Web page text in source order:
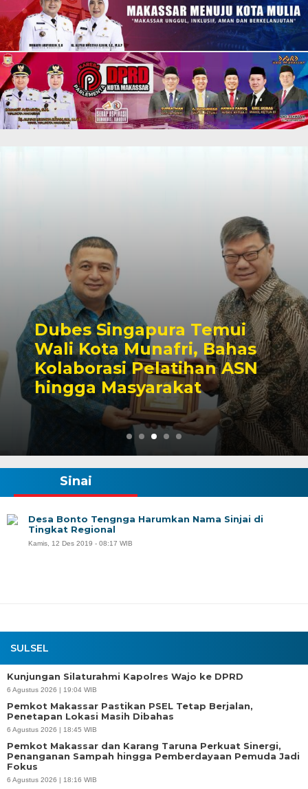
Dubes Singapura Temui
Wali Kota Munafri, Bahas
Kolaborasi Pelatihan ASN
hingga Masyarakat
SULSEL
Kunjungan Silaturahmi Kapolres Wajo ke DPRD
6 Agustus 2026 | 19:04 WIB
Pemkot Makassar Pastikan PSEL Tetap Berjalan,
Penetapan Lokasi Masih Dibahas
6 Agustus 2026 | 18:45 WIB
Pemkot Makassar dan Karang Taruna Perkuat Sinergi,
Penanganan Sampah hingga Pemberdayaan Pemuda Jadi
Fokus
6 Agustus 2026 | 18:16 WIB
Sinai
Desa Bonto Tengnga Harumkan Nama Sinjai di
Tingkat Regional
Kamis, 12 Des 2019 - 08:17 WIB